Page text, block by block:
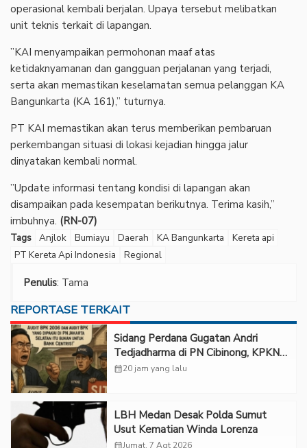
operasional kembali berjalan. Upaya tersebut melibatkan
unit teknis terkait di lapangan.
‎”KAI menyampaikan permohonan maaf atas
ketidaknyamanan dan gangguan perjalanan yang terjadi,
serta akan memastikan keselamatan semua pelanggan KA
Bangunkarta (KA 161),” tuturnya.
‎PT KAI memastikan akan terus memberikan pembaruan
perkembangan situasi di lokasi kejadian hingga jalur
dinyatakan kembali normal.
‎”Update informasi tentang kondisi di lapangan akan
disampaikan pada kesempatan berikutnya. Terima kasih,”
imbuhnya. (RN-07)
Tags Anjlok Bumiayu Daerah KA Bangunkarta
Kereta api
PT Kereta Api Indonesia
Regional
Penulis: Tama
REPORTASE TERKAIT
Sidang Perdana Gugatan Andri
Tedjadharma di PN Cibinong, KPKNL
dan PUPN Mangkir
calendar_month20 jam yang lalu
LBH Medan Desak Polda Sumut
Usut Kematian Winda Lorenza
calendar_monthJumat, 7 Agt 2026